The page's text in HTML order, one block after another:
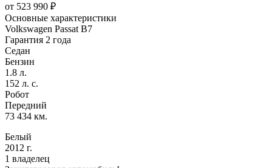
от 523 990 ₽
Основные характеристики
Volkswagen Passat B7
Гарантия 2 года
Седан
Бензин
1.8 л.
152 л. с.
Робот
Передний
73 434 км.
Белый
2012 г.
1 владелец